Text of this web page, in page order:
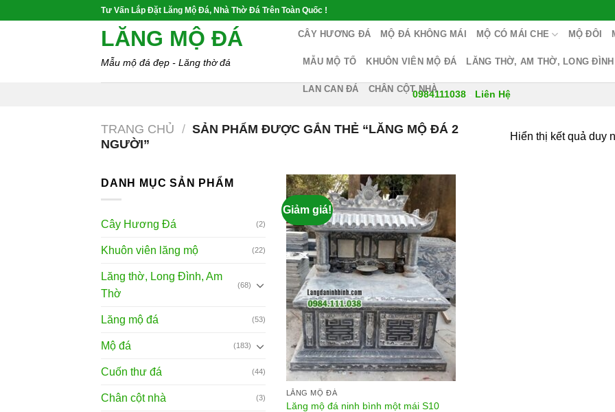
Tư Vấn Lắp Đặt Lăng Mộ Đá, Nhà Thờ Đá Trên Toàn Quốc !
LĂNG MỘ ĐÁ
Mẫu mộ đá đẹp - Lăng thờ đá
CÂY HƯƠNG ĐÁ MỘ ĐÁ KHÔNG MÁI MỘ CÓ MÁI CHE MỘ ĐÔI
MẪU MỘ TỔ KHUÔN VIÊN MỘ ĐÁ LĂNG THỜ, AM THỜ, LONG ĐÌNH
LAN CAN ĐÁ CHÂN CỘT NHÀ
0984111038- Liên Hệ
TRANG CHỦ / SẢN PHẨM ĐƯỢC GẮN THẺ “LĂNG MỘ ĐÁ 2
NGƯỜI”
Hiển thị kết quả duy
DANH MỤC SẢN PHẨM
Cây Hương Đá (2)
Khuôn viên lăng mộ (22)
Lăng thờ, Long Đình, Am
Thờ
(68)
Lăng mộ đá (53)
Mộ đá (183)
Cuốn thư đá (44)
Chân cột nhà (3)
Giảm giá!
LĂNG MỘ ĐÁ
Lăng mộ đá ninh bình một mái S10